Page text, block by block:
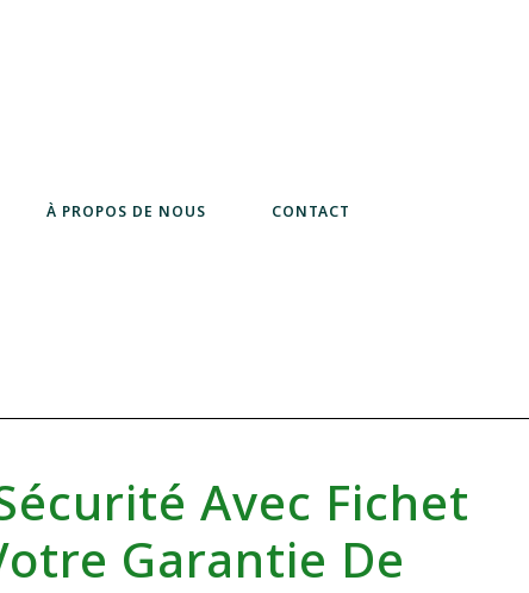
À PROPOS DE NOUS CONTACT
Avec Fichet
Garantie De